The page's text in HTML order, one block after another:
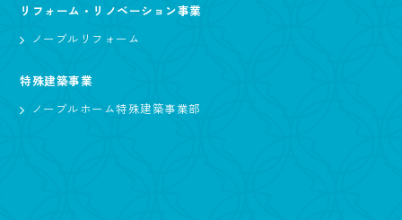
リフォーム・リノベーション事業
ノーブルリフォーム
特殊建築事業
ノーブルホーム特殊建築事業部